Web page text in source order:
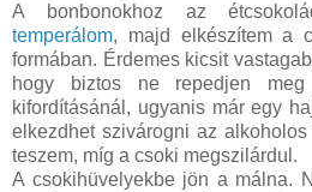
A bonbonokhoz az
temperálom, majd elkészítem a
formában. Érdemes kicsit
hogy biztos ne repedjen
kifordításánál, ugyanis már egy
elkezdhet szivárogni az
teszem, míg a csoki megszilárdul.
A csokihüvelyekbe jön a málna.